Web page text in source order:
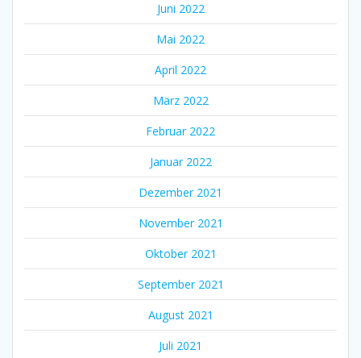
Juni 2022
Mai 2022
April 2022
März 2022
Februar 2022
Januar 2022
Dezember 2021
November 2021
Oktober 2021
September 2021
August 2021
Juli 2021